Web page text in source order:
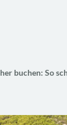
buchen: So